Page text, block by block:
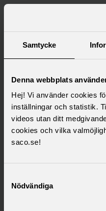
Samtycke
Denna webbplats
Hej! Vi använder cookies
inställningar och statistik.
videos utan ditt
cookies och vilka
saco.se!
Nödvändiga
Saco